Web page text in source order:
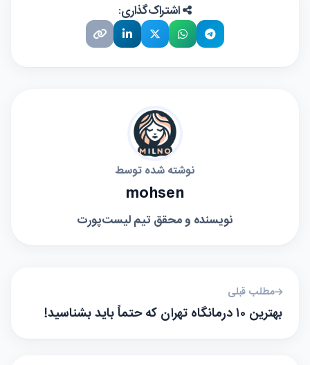
اشتراک‌گذاری:
نوشته شده توسط
mohsen
نویسنده و محقق تیم لیست‌پورت
مطلب قبلی
بهترین ۱۰ درمانگاه تهران که حتماً باید بشناسید!